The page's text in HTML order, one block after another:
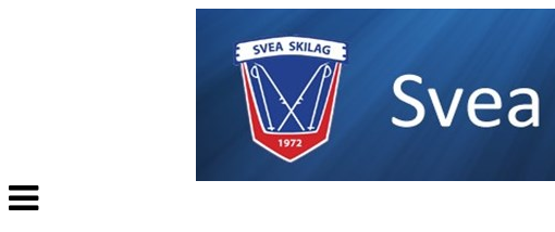
Veksle
navigasjon